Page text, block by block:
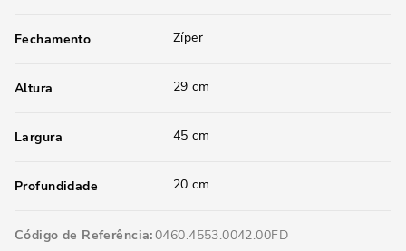
Fechamento Zíper
Altura 29 cm
Largura 45 cm
Profundidade 20 cm
Código de Referência 0460.4553.0042.00FD